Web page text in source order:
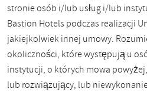
stronie osób i/lub usług i/lub
Bastion Hotels podczas realizacji
jakiejkolwiek innej umowy.
okoliczności, które występują u
instytucji, o których mowa
lub rozwiązujący, lub